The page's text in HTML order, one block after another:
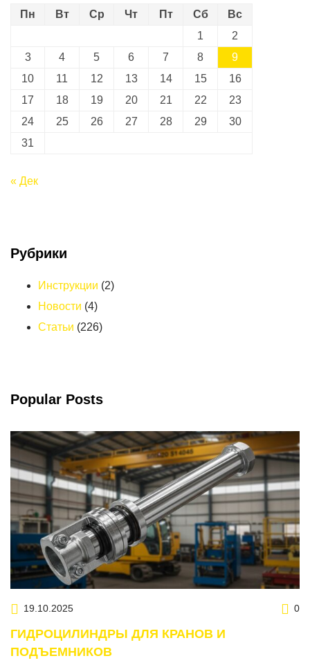
Пн Вт Ср Чт Пт Сб
Вс
1
2
3
4 5 6 7 8
9
10
11 12 13 14 15
16
17
18 19 20 21 22
23
24
25 26 27 28 29
30
31
« Дек
Рубрики
Инструкции (2)
Новости (4)
Статьи (226)
Popular Posts
19.10.2025 0
ГИДРОЦИЛИНДРЫ ДЛЯ КРАНОВ И
ПОДЪЕМНИКОВ